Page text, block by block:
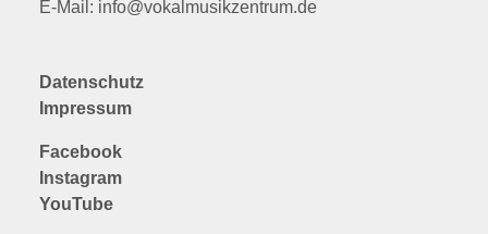
E-Mail: info@vokalmusikzentrum.de
Datenschutz
Impressum
Facebook
Instagram
YouTube